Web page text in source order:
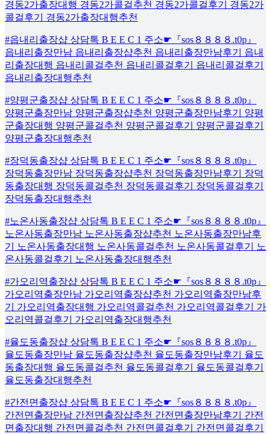
경동2가출장대행 경동2가콜걸추천 경동2가콜걸후기 경동2가
콜걸후기 경동2가출장대행추천
#읍내리출장샵 상담톡 B E E C 1 주소☛『sos８８８８.t0p』
읍내리출장만남 읍내리출장샵추천 읍내리출장만남후기 읍내
리출장대행 읍내리콜걸추천 읍내리콜걸후기 읍내리콜걸후기
읍내리출장대행추천
#양평군출장샵 상담톡 B E E C 1 주소☛『sos８８８８.t0p』
양평군출장만남 양평군출장샵추천 양평군출장만남후기 양평
군출장대행 양평군콜걸추천 양평군콜걸후기 양평군콜걸후기
양평군출장대행추천
#장덕동출장샵 상담톡 B E E C 1 주소☛『sos８８８８.t0p』
장덕동출장만남 장덕동출장샵추천 장덕동출장만남후기 장덕
동출장대행 장덕동콜걸추천 장덕동콜걸후기 장덕동콜걸후기
장덕동출장대행추천
#노온사동출장샵 상담톡 B E E C 1 주소☛『sos８８８８.t0p』
노온사동출장만남 노온사동출장샵추천 노온사동출장만남후
기 노온사동출장대행 노온사동콜걸추천 노온사동콜걸후기 노
온사동콜걸후기 노온사동출장대행추천
#가오리역출장샵 상담톡 B E E C 1 주소☛『sos８８８８.t0p』
가오리역출장만남 가오리역출장샵추천 가오리역출장만남후
기 가오리역출장대행 가오리역콜걸추천 가오리역콜걸후기 가
오리역콜걸후기 가오리역출장대행추천
#율도동출장샵 상담톡 B E E C 1 주소☛『sos８８８８.t0p』
율도동출장만남 율도동출장샵추천 율도동출장만남후기 율도
동출장대행 율도동콜걸추천 율도동콜걸후기 율도동콜걸후기
율도동출장대행추천
#간전면출장샵 상담톡 B E E C 1 주소☛『sos８８８８.t0p』
간전면출장만남 간전면출장샵추천 간전면출장만남후기 간전
면출장대행 간전면콜걸추천 간전면콜걸후기 간전면콜걸후기